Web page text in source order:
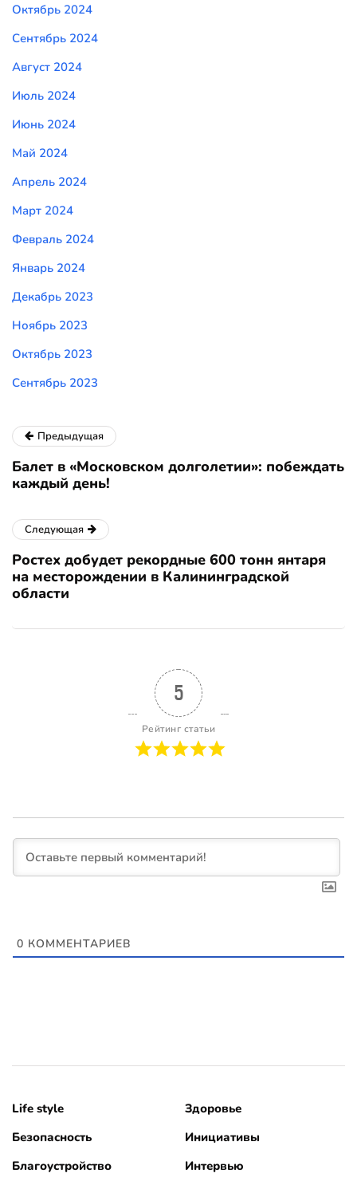
Октябрь 2024
Сентябрь 2024
Август 2024
Июль 2024
Июнь 2024
Май 2024
Апрель 2024
Март 2024
Февраль 2024
Январь 2024
Декабрь 2023
Ноябрь 2023
Октябрь 2023
Сентябрь 2023
Предыдущая
Балет в «Московском долголетии»: побеждать
каждый день!
Следующая
Ростех добудет рекордные 600 тонн янтаря
на месторождении в Калининградской
области
5
Рейтинг статьи
0 КОММЕНТАРИЕВ
Life style
Безопасность
Благоустройство
Здоровье
Инициативы
Интервью